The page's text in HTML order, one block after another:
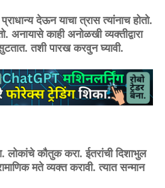
देऊन याचा त्रास त्यांनाच होतो.
अनायासे काही अनोळखी व्यक्तीद्वारा
तशी पारख करवुन घ्यावी.
लोकांचे कौतुक करा. ईतरांची दिशाभुल
मते व्यक्त करावी. त्यात सन्मान